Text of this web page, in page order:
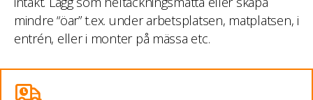
mindre “öar” t.ex. under arbetsplatsen, matplatsen, i
entrén, eller i monter på mässa etc.